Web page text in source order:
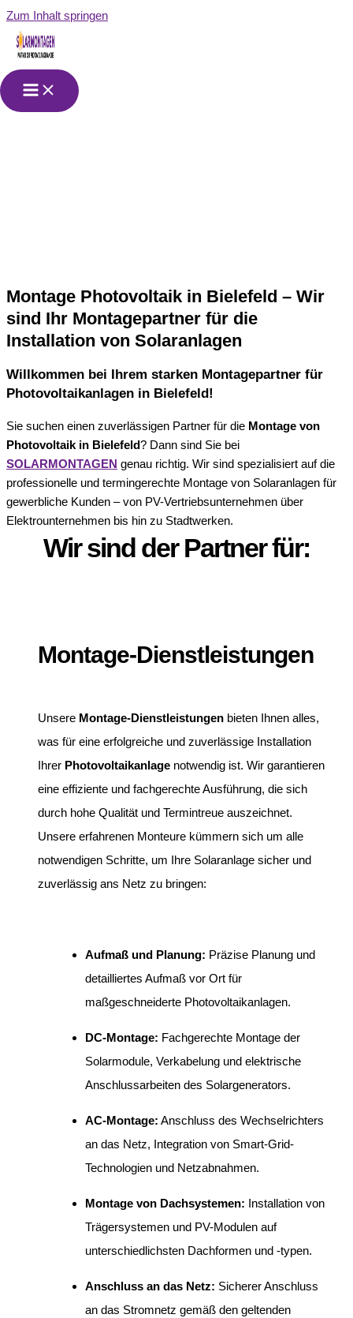
Zum Inhalt springen
Photovoltaik in
Montage Photovoltaik in Bielefeld – Wir
sind Ihr Montagepartner für die
Installation von Solaranlagen
Willkommen bei Ihrem starken Montagepartner für
Photovoltaikanlagen in Bielefeld!
Sie suchen einen zuverlässigen Partner für die Montage von
Photovoltaik in Bielefeld? Dann sind Sie bei
SOLARMONTAGEN genau richtig. Wir sind spezialisiert auf die
professionelle und termingerechte Montage von Solaranlagen für
gewerbliche Kunden – von PV-Vertriebsunternehmen über
Elektrounternehmen bis hin zu Stadtwerken.
Wir sind der Partner für:
Montage-Dienstleistungen
Unsere Montage-Dienstleistungen bieten Ihnen alles,
was für eine erfolgreiche und zuverlässige Installation
Ihrer Photovoltaikanlage notwendig ist. Wir garantieren
eine effiziente und fachgerechte Ausführung, die sich
durch hohe Qualität und Termintreue auszeichnet.
Unsere erfahrenen Monteure kümmern sich um alle
notwendigen Schritte, um Ihre Solaranlage sicher und
zuverlässig ans Netz zu bringen:
Aufmaß und Planung: Präzise Planung und
detailliertes Aufmaß vor Ort für
maßgeschneiderte Photovoltaikanlagen.
DC-Montage: Fachgerechte Montage der
Solarmodule, Verkabelung und elektrische
Anschlussarbeiten des Solargenerators.
AC-Montage: Anschluss des Wechselrichters
an das Netz, Integration von Smart-Grid-
Technologien und Netzabnahmen.
Montage von Dachsystemen: Installation von
Trägersystemen und PV-Modulen auf
unterschiedlichsten Dachformen und -typen.
Anschluss an das Netz: Sicherer Anschluss
an das Stromnetz gemäß den geltenden